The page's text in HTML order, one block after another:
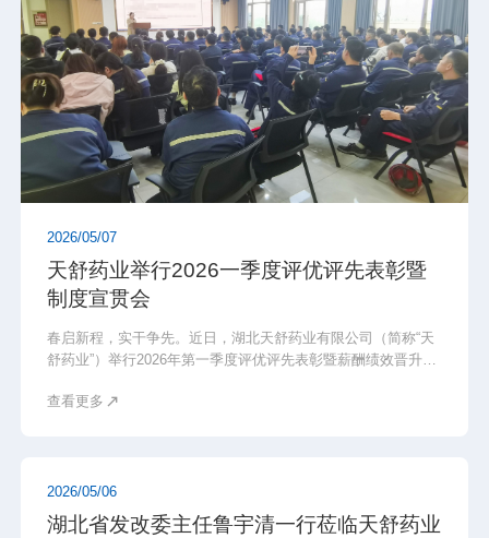
2026/05/07
天舒药业举行2026一季度评优评先表彰暨
制度宣贯会
春启新程，实干争先。近日，湖北天舒药业有限公司（简称“天
舒药业”）举行2026年第一季度评优评先表彰暨薪酬绩效晋升制
力量。
查看更多
2026/05/06
湖北省发改委主任鲁宇清一行莅临天舒药业